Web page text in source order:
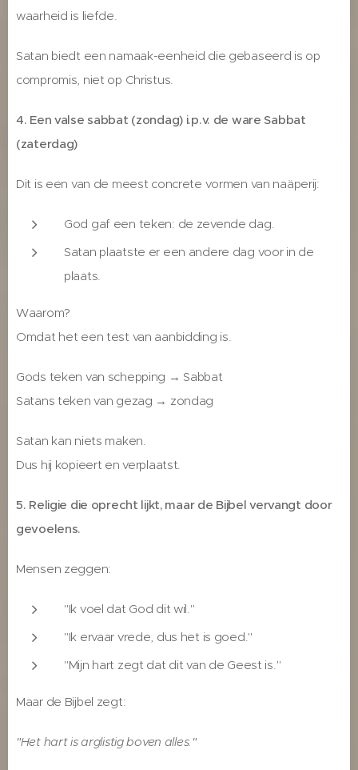
waarheid is liefde.
Satan biedt een namaak-eenheid die gebaseerd is op
compromis, niet op Christus.
4. Een valse sabbat (zondag) i.p.v. de ware Sabbat
(zaterdag)
Dit is een van de meest concrete vormen van naäperij:
God gaf een teken: de zevende dag.
Satan plaatste er een andere dag voor in de
plaats.
Waarom?
Omdat het een test van aanbidding is.
Gods teken van schepping → Sabbat
Satans teken van gezag → zondag
Satan kan niets maken.
Dus hij kopieert en verplaatst.
5. Religie die oprecht lijkt, maar de Bijbel vervangt door
gevoelens.
Mensen zeggen:
"Ik voel dat God dit wil."
"Ik ervaar vrede, dus het is goed."
"Mijn hart zegt dat dit van de Geest is."
Maar de Bijbel zegt:
"Het hart is arglistig boven alles."